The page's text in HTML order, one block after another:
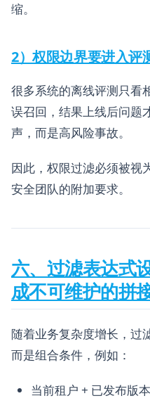
缩。
2）权限边界要进入评
很多系统的离线评测只看
误召回，结果上线后问题
声，而是高风险事故。
因此，权限过滤必须被视
安全团队的附加要求。
六、过滤表达式
成不可维护的拼
随着业务复杂度增长，过
而是组合条件，例如：
当前租户 + 已发布版